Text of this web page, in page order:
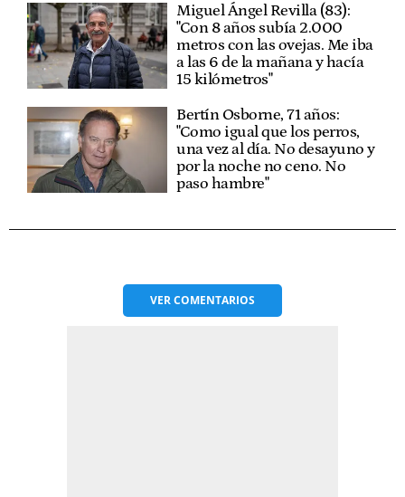
Miguel Ángel Revilla (83):
"Con 8 años subía 2.000
metros con las ovejas. Me iba
a las 6 de la mañana y hacía
15 kilómetros"
Bertín Osborne, 71 años:
"Como igual que los perros,
una vez al día. No desayuno y
por la noche no ceno. No
paso hambre"
VERCOMENTARIOS